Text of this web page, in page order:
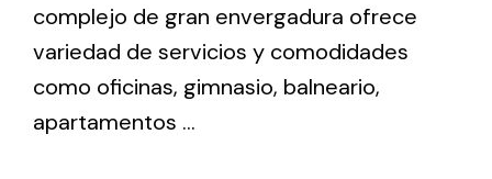
Solar lighting
complejo de gran envergadura ofrece
variedad de servicios y comodidades
como oficinas, gimnasio, balneario,
apartamentos ...